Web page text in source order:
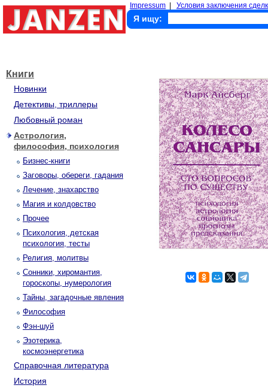
Impressum Условия заключения
Я ищу:
Книги
Новинки
Детективы, триллеры
Любовный роман
Астрология,
философия, психология
Бизнес-книги
Заговоры, обереги, гадания
Лечение, знахарство
Магия и колдовство
Прочее
Психология, детская
психология, тесты
Религия, молитвы
Сонники, хиромантия,
гороскопы, нумерология
Тайны, загадочные явления
Философия
Фэн-шуй
Эзотерика,
космоэнергетика
Справочная литература
История